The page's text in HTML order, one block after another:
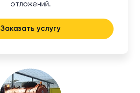
отложений.
Заказать услугу